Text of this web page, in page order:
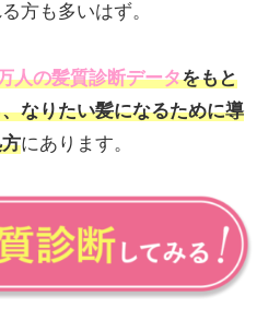
方も多いはず。
人の髪質診断データをもと
なりたい髪になるために導
にあります。